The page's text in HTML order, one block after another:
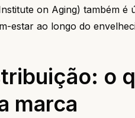
on Aging) também é
estar ao longo do
o
marca